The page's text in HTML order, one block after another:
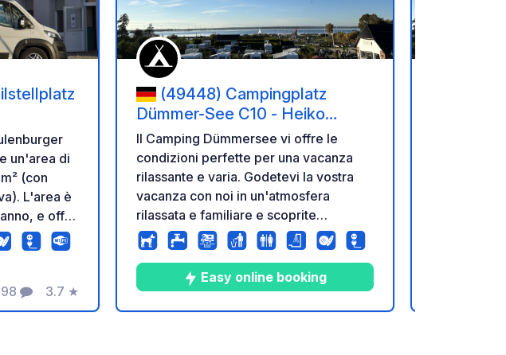
un'area di
(con
L'area è
e offre
di
e prese
una
una
98
Commenti
3.7
Valutazione
★
(49448) Campingplatz
Dümmer-See C10 - Heiko
Picksmeier-Piening
Il Camping Dümmersee vi offre le
condizioni perfette per una vacanza
rilassante e varia. Godetevi la vostra
vacanza con noi in un'atmosfera
rilassata e familiare e scoprite
l'incantevole Parco Naturale Dümmer!
Easy online booking